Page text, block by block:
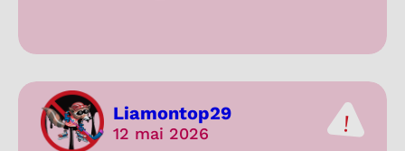
Liamontop29
12 mai 2026